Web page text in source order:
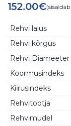
152.00€(sisaldab
Rehvi laius
Rehvi kõrgus
Rehvi Diameeter
Koormusindeks
Kiirusindeks
Rehvitootja
Rehvimudel